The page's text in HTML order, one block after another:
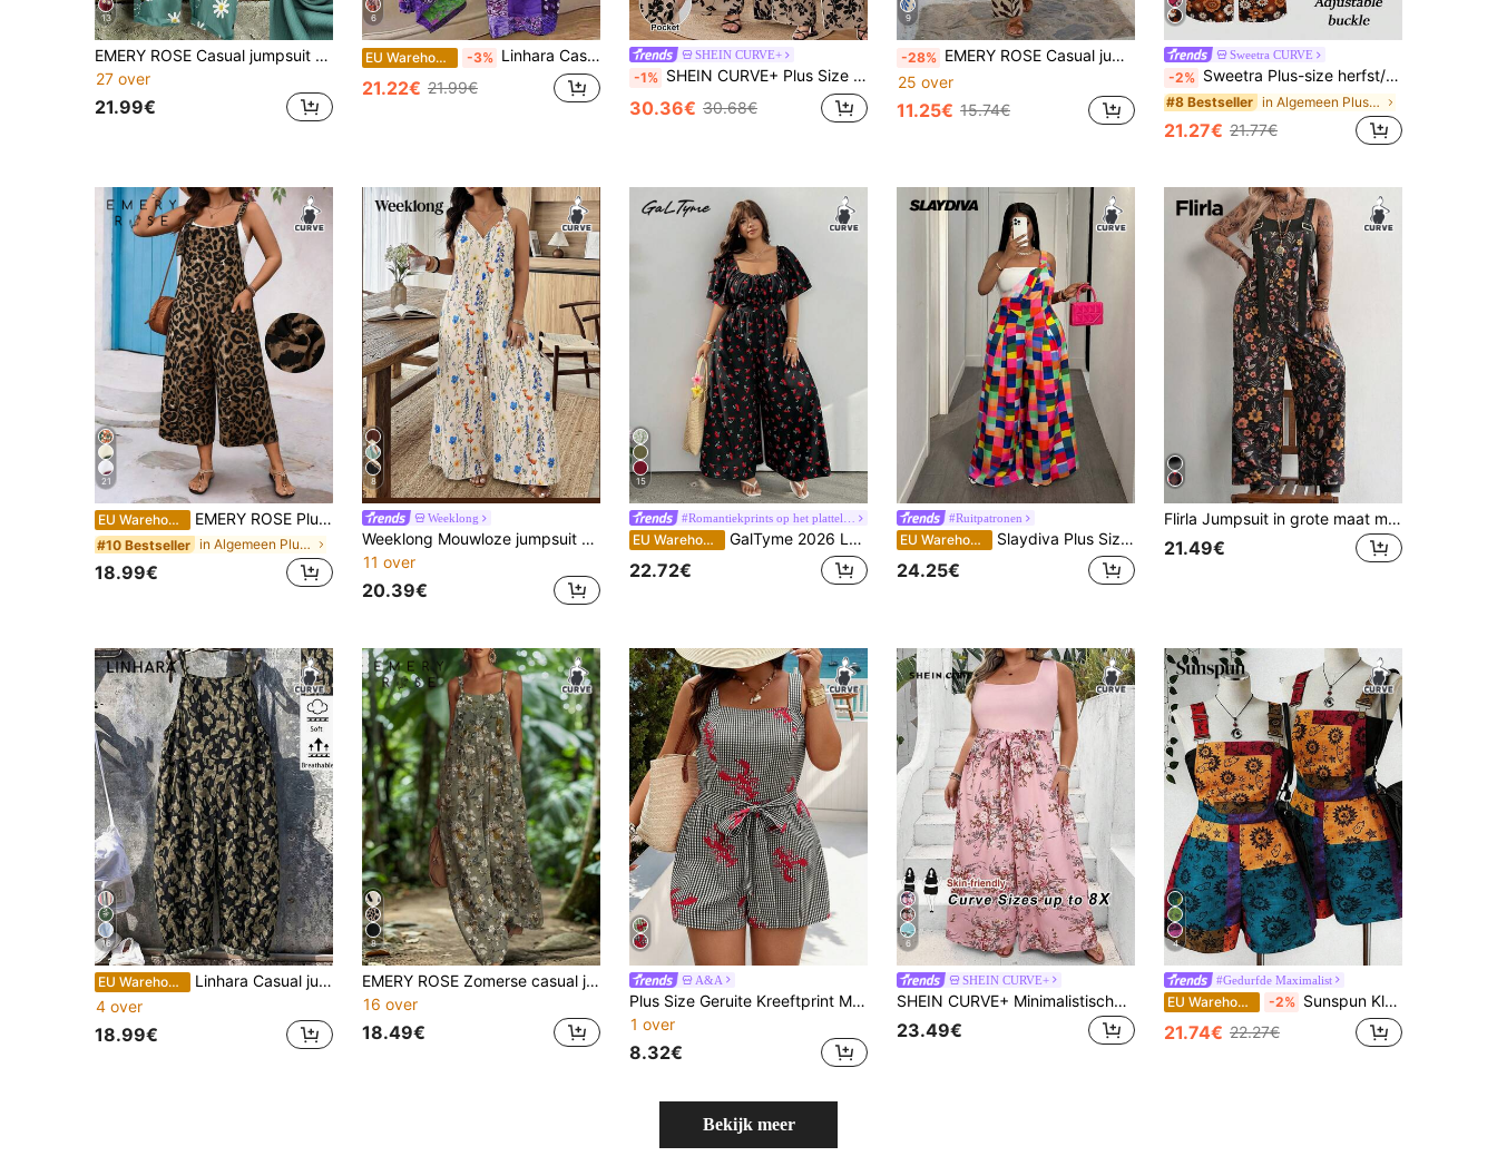
13
EMERY ROSE Casual jumpsuit met print voor dames in grote maten
27 over
21.99€
6
EU Warehouse -3% Linhara Casual jumpsuit met bloemenprint in bohemian stijl voor dames met een maatje meer, perfect voor op vakantie.
21.22€ 21.99€
SHEIN CURVE+
-1% SHEIN CURVE+ Plus Size Dames Vakantie Jumpsuit met Bloemenprint en Patchwork Korte Mouwen, Losse Jumpsuit
30.36€ 30.68€
9
-28% EMERY ROSE Casual jumpsuit met bladprint en zakken voor dames in grote maten, lente/zomer
25 over
11.25€ 15.74€
Sweetra CURVE
-2% Sweetra Plus-size herfst/winter jumpsuit met elastische taille en bloemenprint, elegant voor vakantie, afspraakjes, feestjes en vrijetijdskleding
#8 Bestseller in Algemeen Plus-size jumpsuits en body's
21.27€ 21.77€
21
EU Warehouse EMERY ROSE Plus size jumpsuit voor dames met luipaardprint en trekkoordzakken, casual voor een date
#10 Bestseller in Algemeen Plus-size jumpsuits en body's
18.99€
8
Weeklong
Weeklong Mouwloze jumpsuit met paisleyprint in bohemian stijl, met panelen - Retro vakantie- en casual look, modieus in grote maten, nieuwe stijl voor dames voor lente en zomer
11 over
20.39€
15
EU Warehouse GalTyme 2026 Lente/Zomer Nieuwe Stijl Uitgaan Dagelijks Casual Feest Date Verjaardagsfeest Muziekfestival Terug naar School Woon-werkverkeer Vakantie Multi-Occasion Draagbare Buitenkleding Arm-Flatterende Ruches Korte Mouwen Off-Shoulder Optie Comfortabel Zacht Gevoel Geweven Losse Lange Zwarte Plus Size Jumpsuit
22.72€
#Ruitpatronen
EU Warehouse Slaydiva Plus Size Vrouwen Casual & Zoete Plaid Print Strik-Up Wijde Pijpen Jumpsuit, Geschikt Voor Uitgaan & Dagelijkse Kleding & Romantisch
24.25€
Flirla Jumpsuit in grote maat met camouflageprint, bandjes, strepen en contrasterende kleuren, zakken, casual streetstyle en chique uitstraling, geschikt voor vakantie, dates en feestjes.
21.49€
16
EU Warehouse
Linhara Casual jumpsuit met luipaardprint in grote maten, losse pasvorm, grote zakken en trekkoord, geschikt voor zomervakantie en vrijetijdskleding.
4 over
18.99€
8
EMERY ROSE Zomerse casual jumpsuit met bloemenprint in grote maten
16 over
18.49€
A&A
Plus Size Geruite Kreeftprint Mouwloze Jumpsuit Met Riem, Damesmode Zomer Geweven Stof Jumpsuit
1 over
8.32€
6
SHEIN CURVE+
SHEIN CURVE+ Minimalistische mode voor grote maten, casual jumpsuit voor elke dag, boho vakantie.
23.49€
4
#Gedurfde Maximalist
EU Warehouse -2% Sunspun Kleurrijke bohemian broek met bretels voor dames in grote maten, zomer
21.74€ 22.27€
Bekijk meer